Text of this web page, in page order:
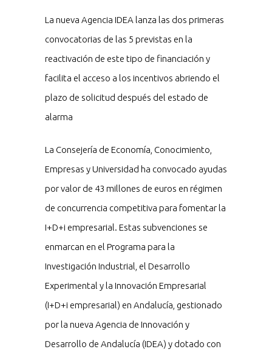
La nueva Agencia IDEA lanza las dos primeras
convocatorias de las 5 previstas en la
reactivación de este tipo de financiación y
facilita el acceso a los incentivos abriendo el
plazo de solicitud después del estado de
alarma
La Consejería de Economía, Conocimiento,
Empresas y Universidad ha convocado ayudas
por valor de 43 millones de euros en régimen
de concurrencia competitiva para fomentar la
I+D+i empresarial. Estas subvenciones se
enmarcan en el Programa para la
Investigación Industrial, el Desarrollo
Experimental y la Innovación Empresarial
(I+D+i empresarial) en Andalucía, gestionado
por la nueva Agencia de Innovación y
Desarrollo de Andalucía (IDEA) y dotado con